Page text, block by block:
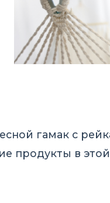
гамак с
продукты в